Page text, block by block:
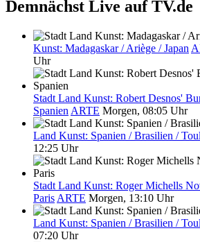
Demnächst Live auf TV.de
Kunst: Madagaskar / Ariège / Japan
Uhr
Stadt Land Kunst: Robert Desnos'
Spanien ARTE Morgen, 08:05 Uhr
Land Kunst: Spanien / Brasilien /
12:25 Uhr
Stadt Land Kunst: Roger Michells
Paris ARTE Morgen, 13:10 Uhr
Land Kunst: Spanien / Brasilien /
07:20 Uhr